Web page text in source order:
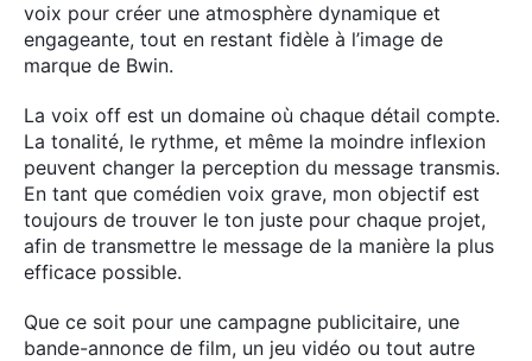
voix pour créer une atmosphère dynamique et
engageante, tout en restant fidèle à l’image de
marque de Bwin.
La voix off est un domaine où chaque détail compte.
La tonalité, le rythme, et même la moindre inflexion
peuvent changer la perception du message transmis.
En tant que comédien voix grave, mon objectif est
toujours de trouver le ton juste pour chaque projet,
afin de transmettre le message de la manière la plus
efficace possible.
Que ce soit pour une campagne publicitaire, une
bande-annonce de film, un jeu vidéo ou tout autre